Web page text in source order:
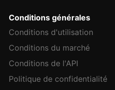
Conditions générales
Conditions d'utilisation
Conditions du marché
Conditions de l'API
Politique de confidentialité